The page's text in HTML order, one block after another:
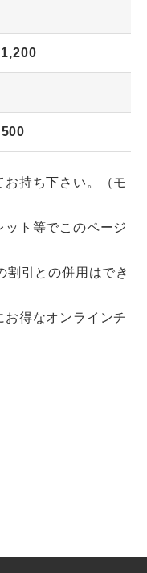
1,200
500
お持ち下さい。（モ
ット等でこのページ
割引との併用はでき
得なオンラインチ